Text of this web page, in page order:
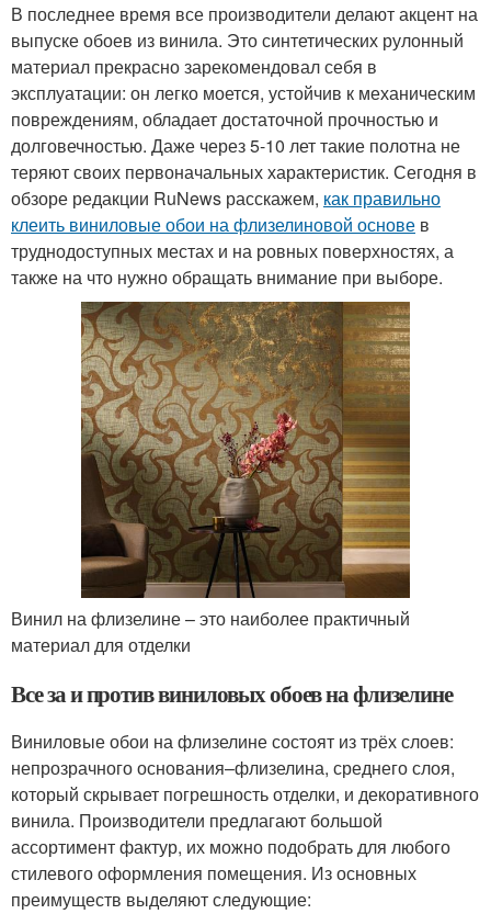
В последнее время все производители делают акцент на
выпуске обоев из винила. Это синтетических рулонный
материал прекрасно зарекомендовал себя в
эксплуатации: он легко моется, устойчив к механическим
повреждениям, обладает достаточной прочностью и
долговечностью. Даже через 5-10 лет такие полотна не
теряют своих первоначальных характеристик. Сегодня в
обзоре редакции RuNews расскажем, как правильно
клеить виниловые обои на флизелиновой основе в
труднодоступных местах и на ровных поверхностях, а
также на что нужно обращать внимание при выборе.
Винил на флизелине – это наиболее практичный
материал для отделки
Все за и против виниловых обоев на флизелине
Виниловые обои на флизелине состоят из трёх слоев:
непрозрачного основания–флизелина, среднего слоя,
который скрывает погрешность отделки, и декоративного
винила. Производители предлагают большой
ассортимент фактур, их можно подобрать для любого
стилевого оформления помещения. Из основных
преимуществ выделяют следующие: